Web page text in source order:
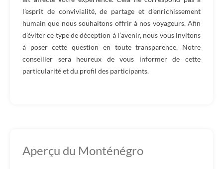
l’esprit de convivialité, de partage et d’enrichissement
humain que nous souhaitons offrir à nos voyageurs. Afin
d’éviter ce type de déception à l’avenir, nous vous invitons
à poser cette question en toute transparence. Notre
conseiller sera heureux de vous informer de cette
particularité et du profil des participants.
Aperçu du Monténégro